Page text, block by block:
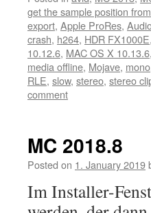
get the sample position
export, Apple ProRes,
crash, h264, HDR FX1000E,
10.12.6, MAC OS X 10.13.6,
media offline, Mojave, mono
RLE, slow, stereo, stereo
comment
MC 2018.8
Posted on 1. January 2019
Im Installer-